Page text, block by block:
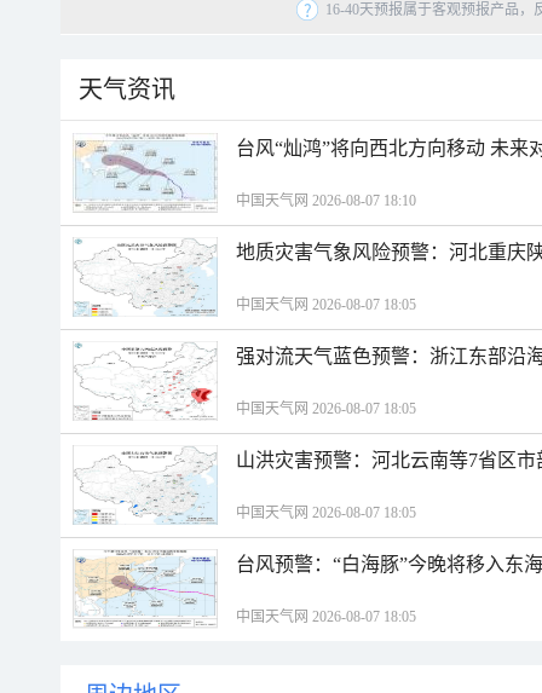
16-40天预报属于客观预报产品
天气资讯
台风“灿鸿”将向西北方向移动 未来
中国天气网 2026-08-07 18:10
地质灾害气象风险预警：河北重庆
中国天气网 2026-08-07 18:05
强对流天气蓝色预警：浙江东部沿
中国天气网 2026-08-07 18:05
山洪灾害预警：河北云南等7省区
中国天气网 2026-08-07 18:05
台风预警：“白海豚”今晚将移入东
中国天气网 2026-08-07 18:05